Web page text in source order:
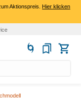
Aktionspreis.Hier klicken